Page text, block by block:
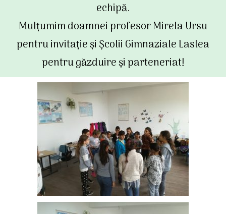
echipă.
Mulțumim doamnei profesor Mirela Ursu
pentru invitație și Școlii Gimnaziale Laslea
pentru găzduire și parteneriat!